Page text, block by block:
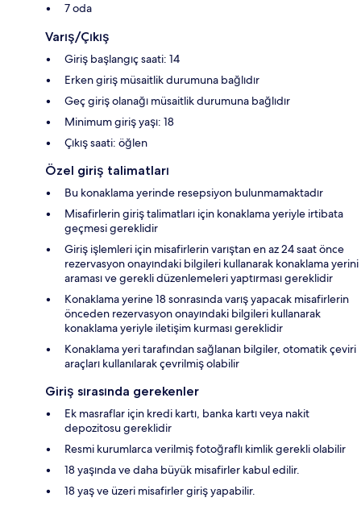
7 oda
Varış/Çıkış
Giriş başlangıç saati: 14
Erken giriş müsaitlik durumuna bağlıdır
Geç giriş olanağı müsaitlik durumuna bağlıdır
Minimum giriş yaşı: 18
Çıkış saati: öğlen
Özel giriş talimatları
Bu konaklama yerinde resepsiyon bulunmamaktadır
Misafirlerin giriş talimatları için konaklama yeriyle irtibata
geçmesi gereklidir
Giriş işlemleri için misafirlerin varıştan en az 24 saat önce
rezervasyon onayındaki bilgileri kullanarak konaklama yerini
araması ve gerekli düzenlemeleri yaptırması gereklidir
Konaklama yerine 18 sonrasında varış yapacak misafirlerin
önceden rezervasyon onayındaki bilgileri kullanarak
konaklama yeriyle iletişim kurması gereklidir
Konaklama yeri tarafından sağlanan bilgiler, otomatik çeviri
araçları kullanılarak çevrilmiş olabilir
Giriş sırasında gerekenler
Ek masraflar için kredi kartı, banka kartı veya nakit
depozitosu gereklidir
Resmi kurumlarca verilmiş fotoğraflı kimlik gerekli olabilir
18 yaşında ve daha büyük misafirler kabul edilir.
18 yaş ve üzeri misafirler giriş yapabilir.